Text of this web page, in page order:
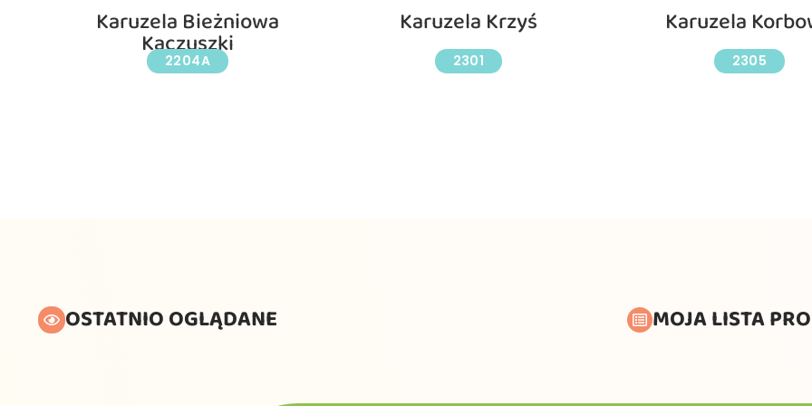
Karuzela Bieżniowa
Kaczuszki
2204A
Karuzela Krzyś
2301
Karuzela
2305
OSTATNIO OGLĄDANE MOJA LISTA